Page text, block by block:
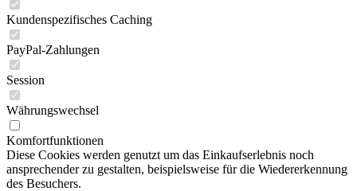
Kundenspezifisches Caching
PayPal-Zahlungen
Session
Währungswechsel
Komfortfunktionen
Diese Cookies werden genutzt um das Einkaufserlebnis noch
ansprechender zu gestalten, beispielsweise für die Wiedererkennung
des Besuchers.